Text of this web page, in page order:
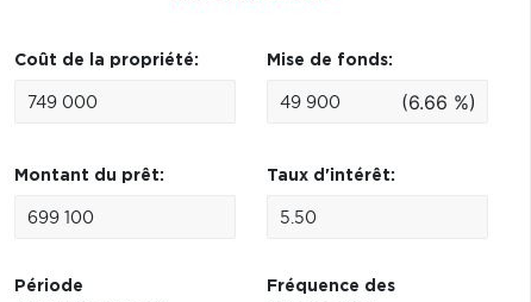
Coût de la propriété: Mise de fonds:
(6.66 %)
Montant du prêt: Taux d'intérêt:
Période
Fréquence des